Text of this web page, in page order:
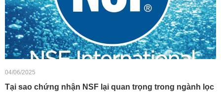
04/06/2025
Tại sao chứng nhận NSF lại quan trọng trong ngành lọc